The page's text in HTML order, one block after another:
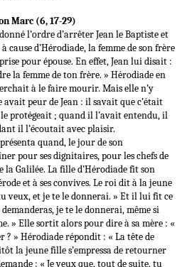
Marc (6, 17-29)
l’ordre d’arrêter Jean le Baptiste et
cause d’Hérodiade, la femme de son frère
pour épouse. En effet, Jean lui disait :
la femme de ton frère. » Hérodiade en
à le faire mourir. Mais elle n’y
peur de Jean : il savait que c’était
protégeait ; quand il l’avait entendu, il
il l’écoutait avec plaisir.
quand, le jour de son
pour ses dignitaires, pour les chefs de
la Galilée. La fille d’Hérodiade fit son
et à ses convives. Le roi dit à la jeune
veux, et je te le donnerai. » Et il lui fit ce
je te le donnerai, même si
» Elle sortit alors pour dire à sa mère : «
? » Hérodiade répondit : « La tête de
la jeune fille s’empressa de retourner
: « Je veux que, tout de suite, tu